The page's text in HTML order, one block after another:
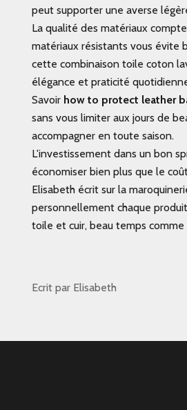
peut supporter une averse
La qualité des matériaux
matériaux résistants vous évite
cette combinaison toile coton
élégance et praticité
Savoir how to protect leather
sans vous limiter aux jours de
accompagner en toute saison.
L'investissement dans un bon
économiser bien plus que le
Elisabeth écrit sur la
personnellement chaque
toile et cuir, beau temps comme
Ecrit par Elisabeth